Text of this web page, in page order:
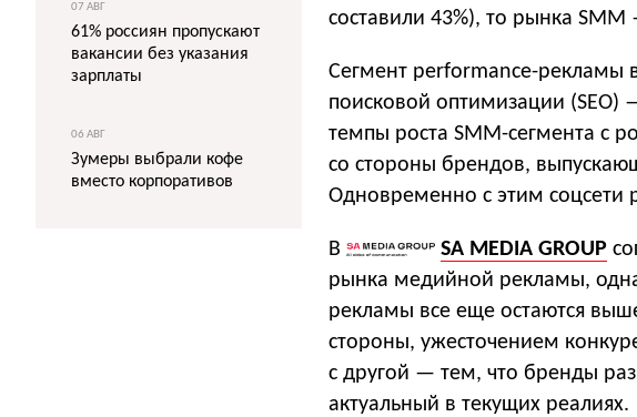
составили 43%), то рынка
Сегмент performance-рекламы
поисковой оптимизации (SEO)
темпы роста SMM-сегмента с
со стороны брендов,
Одновременно с этим
В SA MEDIA GROUP
рынка медийной рекламы,
рекламы все еще остаются
стороны, ужесточением
с другой — тем, что бренды
актуальный в текущих реалиях.
07 АВГ
61% россиян пропускают
вакансии без указания
зарплаты
06 АВГ
Зумеры выбрали кофе
вместо корпоративов